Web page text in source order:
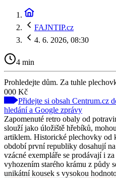
FAJNTIP.cz
4. 6. 2026, 08:30
4 min
Prohledejte dům. Za tuhle
000 Kč
Přidejte si obsah Centrum.cz
hledání a Google zprávy
Zapomenuté retro obaly od
slouží jako úložiště hřebíků,
artiklem. Historické plechovky od
období první republiky dosahují
vzácné exempláře se prodávají i
vyhozením starého krámu z půdy
unikátní kousek s vysokou